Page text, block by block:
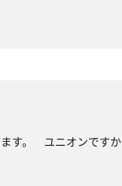
す。 ユニオンです